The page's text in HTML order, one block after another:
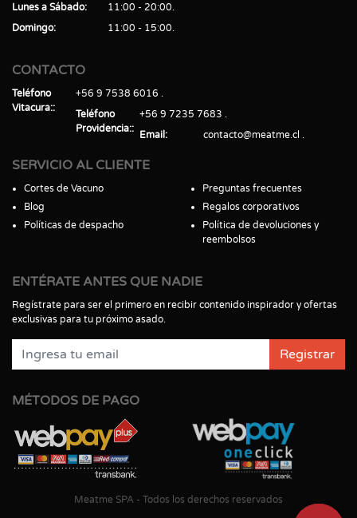
Lunes a Sábado
11:00 - 20:00
Domingo
11:00 - 15:00
CONTACTO
Teléfono
Vitacura:
+56 9 7538 6016
Teléfono
Providencia:
+56 9 7235 7683
Email
contacto@meatme.cl
SERVICIO AL CLIENTE
Cortes de Vacuno
Blog
Políticas de despacho
Preguntas frecuentes
Regalos corporativos
Política de devoluciones y
reembolsos
ENTÉRATE ANTES QUE NADIE
Regístrate para ser el primero en recibir contenido inspirador y ofertas
exclusivas para tu próximo asado.
Registrar
MÉTODOS DE PAGO
Meatme SPA - Todos los derechos reservados